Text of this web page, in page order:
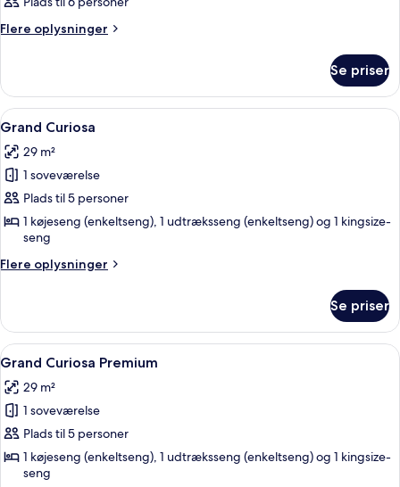
billeder
af
Flere oplysninger
Flere
Se priser
Indlæs
alle
billeder
af
Grand
Curiosa
Et hotelværelse med en stor seng,
8
Grand Curiosa
29 m²
1 soveværelse
Plads til 5 personer
1 køjeseng (enkeltseng), 1 udtræksseng (enkeltseng) og 1 kingsize-
seng
Flere oplysninger
Flere
Curiosa
Se priser
Indlæs
alle
billeder
af
Grand
Curiosa
Premium
En pænt redt seng med hvide
8
Grand Curiosa Premium
29 m²
1 soveværelse
Plads til 5 personer
1 køjeseng (enkeltseng), 1 udtræksseng (enkeltseng) og 1 kingsize-
seng